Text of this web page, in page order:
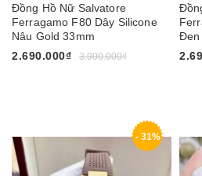
Đồng Hồ Nữ Salvatore
Ferragamo F80 Dây Silicone
Nâu Gold 33mm
2.690.000₫
3.900.000₫
Đen
- 31%